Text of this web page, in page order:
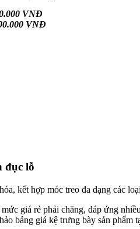
VNĐ
VNĐ
đục lỗ
kết hợp móc treo đa dạng các
giá rẻ phải chăng, đáp ứng
bảng giá kệ trưng bày sản